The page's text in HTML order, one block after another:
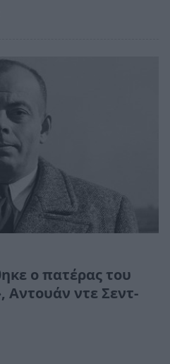
ο πατέρας του
Αντουάν ντε Σεντ-